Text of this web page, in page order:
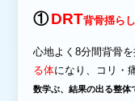
① DRT背骨揺らし
心地よく8分間背骨を
る体になり、 コリ・
数学ぶ、 結果の出る整体